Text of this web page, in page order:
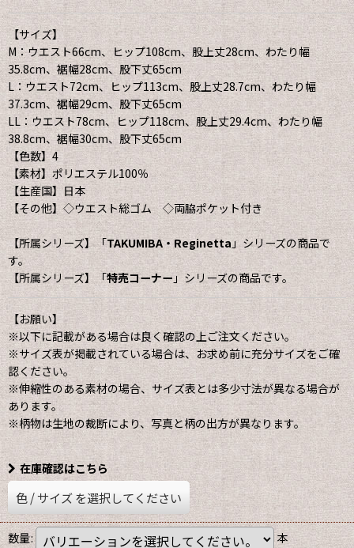
【サイズ】
M：ウエスト66cm、ヒップ108cm、股上丈28cm、わたり幅
35.8cm、裾幅28cm、股下丈65cm
L：ウエスト72cm、ヒップ113cm、股上丈28.7cm、わたり幅
37.3cm、裾幅29cm、股下丈65cm
LL：ウエスト78cm、ヒップ118cm、股上丈29.4cm、わたり幅
38.8cm、裾幅30cm、股下丈65cm
【色数】4
【素材】ポリエステル100％
【生産国】日本
【その他】◇ウエスト総ゴム ◇両脇ポケット付き
【所属シリーズ】「TAKUMIBA・Reginetta 」シリーズの商品で
す。
【所属シリーズ】「特売コーナー 」シリーズの商品です。
【お願い】
※以下に記載がある場合は良く確認の上ご注文ください。
※サイズ表が掲載されている場合は、お求め前に充分サイズをご確
認ください。
※伸縮性のある素材の場合、サイズ表とは多少寸法が異なる場合が
あります。
※柄物は生地の裁断により、写真と柄の出方が異なります。
在庫確認はこちら
色/サイズを選択してください
数量: 本